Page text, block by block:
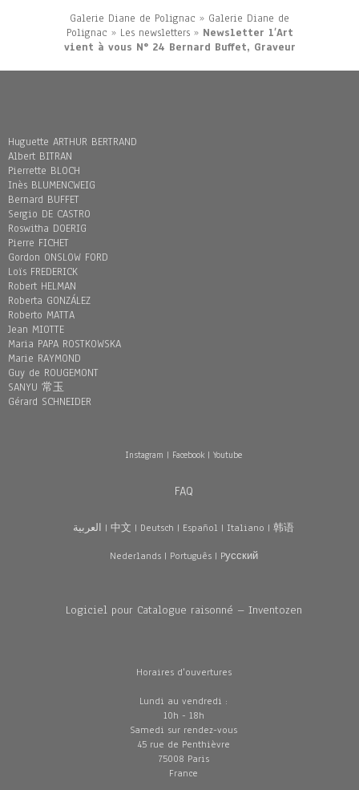
Galerie Diane de Polignac » Galerie Diane de
Polignac » Les newsletters» Newsletter l’Art
vient à vous N° 24 Bernard Buffet, Graveur
Huguette ARTHUR BERTRAND
Albert BITRAN
Pierrette BLOCH
Inès BLUMENCWEIG
Bernard BUFFET
Sergio DE CASTRO
Roswitha DOERIG
Pierre FICHET
Gordon ONSLOW FORD
Loïs FREDERICK
Robert HELMAN
Roberta GONZÁLEZ
Roberto MATTA
Jean MIOTTE
Maria PAPA ROSTKOWSKA
Marie RAYMOND
Guy de ROUGEMONT
SANYU 常玉
Gérard SCHNEIDER
Instagram | Facebook| Youtube
FAQ
العربية | 中文 | Deutsch | Español | Italiano | 韩语
Nederlands| Português| Pусский
Logiciel pour Catalogue raisonné – Inventozen
Horaires d'ouvertures
Lundi au vendredi :
10h - 18h
Samedi sur rendez-vous
45 rue de Penthièvre
75008 Paris
France